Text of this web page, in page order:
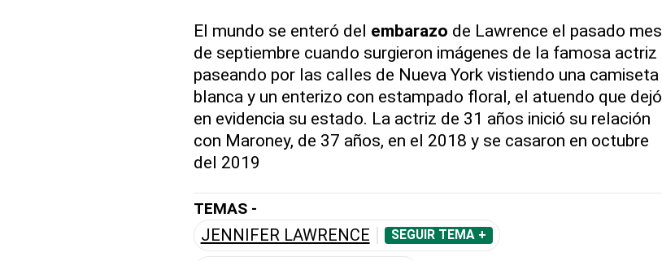
El mundo se enteró del embarazo de Lawrence el pasado mes
de septiembre cuando surgieron imágenes de la famosa actriz
paseando por las calles de Nueva York vistiendo una camiseta
blanca y un enterizo con estampado floral, el atuendo que dejó
en evidencia su estado. La actriz de 31 años inició su relación
con Maroney, de 37 años, en el 2018 y se casaron en octubre
del 2019
TEMAS -
JENNIFER LAWRENCE SEGUIR TEMA +